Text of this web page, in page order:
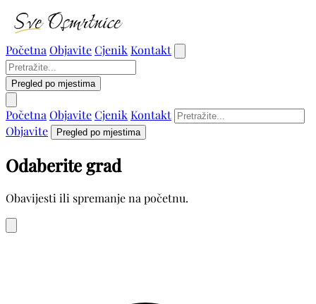
Početna ObjaviteCjenik Kontakt
Pregled po mjestima
Početna ObjaviteCjenik Kontakt
Objavite
Pregled po mjestima
Odaberite grad
Obavijesti ili spremanje na početnu.